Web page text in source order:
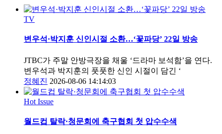
TV
변우석·박지훈 신인시절 소환…‘꽃파당’ 22일 방송
JTBC가 주말 안방극장을 채울 ‘드라마 보석함’을 연다.
변우석과 박지훈의 풋풋한 신인 시절이 담긴 ‘
정혜진 2026-08-06 14:14:03
Hot Issue
월드컵 탈락·청문회에 축구협회 첫 압수수색